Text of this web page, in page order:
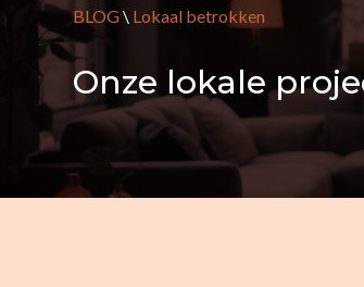
BLOG\ Lokaal betrokken
Onze lokale